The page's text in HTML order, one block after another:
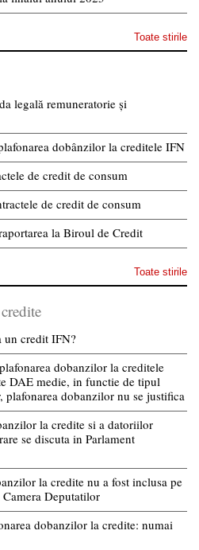
Toate stirile
legală remuneratorie și
dobânzilor la creditele IFN
de credit de consum
de credit de consum
la Biroul de Credit
Toate stirile
un credit IFN?
dobanzilor la creditele
DAE medie, in functie de tipul
dobanzilor nu se justifica
la credite si a datoriilor
se discuta in Parlament
la credite nu a fost inclusa pe
Deputatilor
dobanzilor la credite: numai